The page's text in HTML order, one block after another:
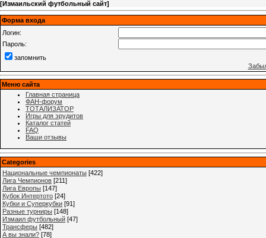
[Измаильский футбольный сайт]
Форма входа
Логин:
Пароль:
запомнить
Меню сайта
Главная страница
ФАН-форум
ТОТАЛИЗАТОР
Игры для эрудитов
Каталог статей
FAQ
Ваши отзывы
Categories
Национальные чемпионаты [422]
Лига Чемпионов [211]
Лига Европы [147]
Кубок Интертото [24]
Кубки и Суперкубки [91]
Разные турниры [148]
Измаил футбольный [47]
Трансферы [482]
А вы знали? [78]